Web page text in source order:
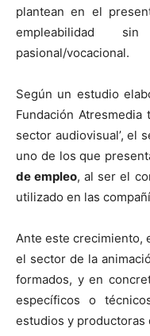
plantean en el
empleabilidad
pasional/vocacional.
Según un estudio
Fundación
sector audiovisual’, el
uno de los que
de empleo, al ser el
utilizado en las
Ante este crecimiento,
el sector de la
formados, y en
específicos o
estudios y productoras